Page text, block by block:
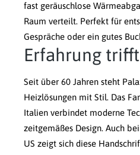
fast geräuschlose
Raum verteilt. Perfekt für
Gespräche oder ein gutes
Erfahrung
Seit über 60 Jahren steht
Heizlösungen mit Stil. Das
Italien verbindet moderne
zeitgemäßes Design. Auch
US zeigt sich diese